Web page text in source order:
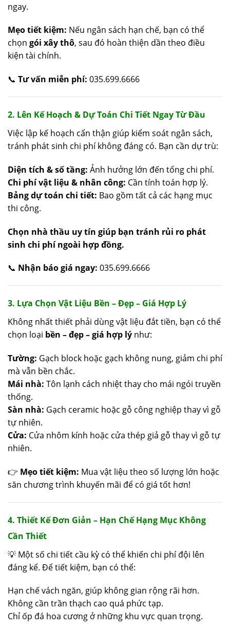
ngay.
Mẹo tiết kiệm: Nếu ngân sách hạn chế, bạn có thể
chọn gói xây thô, sau đó hoàn thiện dần theo điều
kiện tài chính.
📞 Tư vấn miễn phí: 035.699.6666
2. Lên Kế Hoạch & Dự Toán Chi Tiết Ngay Từ Đầu
Việc lập kế hoạch cẩn thận giúp kiểm soát ngân sách,
tránh phát sinh chi phí không đáng có. Bạn cần dự trù:
Diện tích & số tầng: Ảnh hưởng lớn đến tổng chi phí.
Chi phí vật liệu & nhân công: Cần tính toán hợp lý.
Bảng dự toán chi tiết: Bao gồm tất cả các hạng mục
thi công.
Chọn nhà thầu uy tín giúp bạn tránh rủi ro phát
sinh chi phí ngoài hợp đồng.
📞 Nhận báo giá ngay: 035.699.6666
3. Lựa Chọn Vật Liệu Bền – Đẹp – Giá Hợp Lý
Không nhất thiết phải dùng vật liệu đắt tiền, bạn có thể
chọn loại bền – đẹp – giá hợp lý như:
Tường: Gạch block hoặc gạch không nung, giảm chi phí
mà vẫn bền chắc.
Mái nhà: Tôn lạnh cách nhiệt thay cho mái ngói truyền
thống.
Sàn nhà: Gạch ceramic hoặc gỗ công nghiệp thay vì gỗ
tự nhiên.
Cửa: Cửa nhôm kính hoặc cửa thép giả gỗ thay vì gỗ tự
nhiên.
👉 Mẹo tiết kiệm: Mua vật liệu theo số lượng lớn hoặc
săn chương trình khuyến mãi để có giá tốt hơn!
4. Thiết Kế Đơn Giản – Hạn Chế Hạng Mục Không
Cần Thiết
💡 Một số chi tiết cầu kỳ có thể khiến chi phí đội lên
đáng kể. Để tiết kiệm, bạn có thể:
Hạn chế vách ngăn, giúp không gian rộng rãi hơn.
Không cần trần thạch cao quá phức tạp.
Chỉ ốp đá hoa cương ở những khu vực quan trọng.